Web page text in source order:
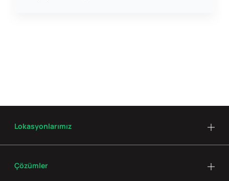
Lokasyonlarımız
Çözümler